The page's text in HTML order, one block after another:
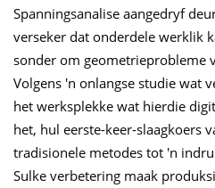
Spanningsanalise aangedryf
verseker dat onderdele werklik
sonder om geometrieprobleme
Volgens 'n onlangse studie wat
het werksplekke wat hierdie
het, hul eerste-keer-slaagkoers
tradisionele metodes tot 'n
Sulke verbetering maak